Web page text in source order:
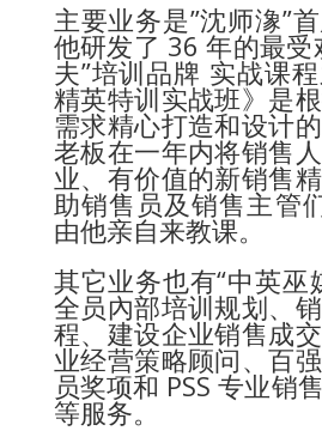
主要业务是”沈师潒”
他研发了 36 年的最受
夫”培训品牌 实战课
精英特训实战班》是
需求精心打造和设计
老板在一年内将销售
业、有价值的新销售
助销售员及销售主管
由他亲自来教课。
其它业务也有“中英巫
全员內部培训规划、
程、建设企业销售成
业经营策略顾问、百
员奖项和 PSS 专业销
等服务。